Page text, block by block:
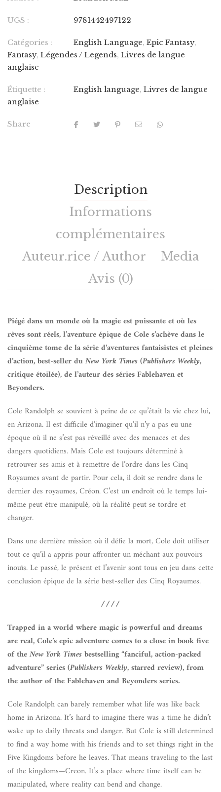
UGS : 9781442497122
Catégories : English Language, Epic Fantasy,
Fantasy, Légendes / Legends, Livres de langue
anglaise
Étiquette : English language, Livres de langue
anglaise
Share
Description
Informations
complémentaires
Auteur.rice / Author
Media
Avis (0)
Piégé dans un monde où la magie est puissante et où les
rêves sont réels, l’aventure épique de Cole s’achève dans le
cinquième tome de la série d’aventures fantaisistes et pleines
d’action, best-seller duNew York Times(Publishers Weekly,
critique étoilée), de l’auteur des séries Fablehaven et
Beyonders.
Cole Randolph se souvient à peine de ce qu’était la vie chez lui,
en Arizona. Il est difficile d’imaginer qu’il n’y a pas eu une
époque où il ne s’est pas réveillé avec des menaces et des
dangers quotidiens. Mais Cole est toujours déterminé à
retrouver ses amis et à remettre de l’ordre dans les Cinq
Royaumes avant de partir. Pour cela, il doit se rendre dans le
dernier des royaumes, Créon. C’est un endroit où le temps lui-
même peut être manipulé, où la réalité peut se tordre et
changer.
Dans une dernière mission où il défie la mort, Cole doit utiliser
tout ce qu’il a appris pour affronter un méchant aux pouvoirs
inouïs. Le passé, le présent et l’avenir sont tous en jeu dans cette
conclusion épique de la série best-seller des Cinq Royaumes.
////
Trapped in a world where magic is powerful and dreams
are real, Cole’s epic adventure comes to a close in book five
of theNew York Timesbestselling “fanciful, action-packed
adventure” series (Publishers Weekly, starred review), from
the author of the Fablehaven and Beyonders series.
Cole Randolph can barely remember what life was like back
home in Arizona. It’s hard to imagine there was a time he didn’t
wake up to daily threats and danger. But Cole is still determined
to find a way home with his friends and to set things right in the
Five Kingdoms before he leaves. That means traveling to the last
of the kingdoms—Creon. It’s a place where time itself can be
manipulated, where reality can bend and change.